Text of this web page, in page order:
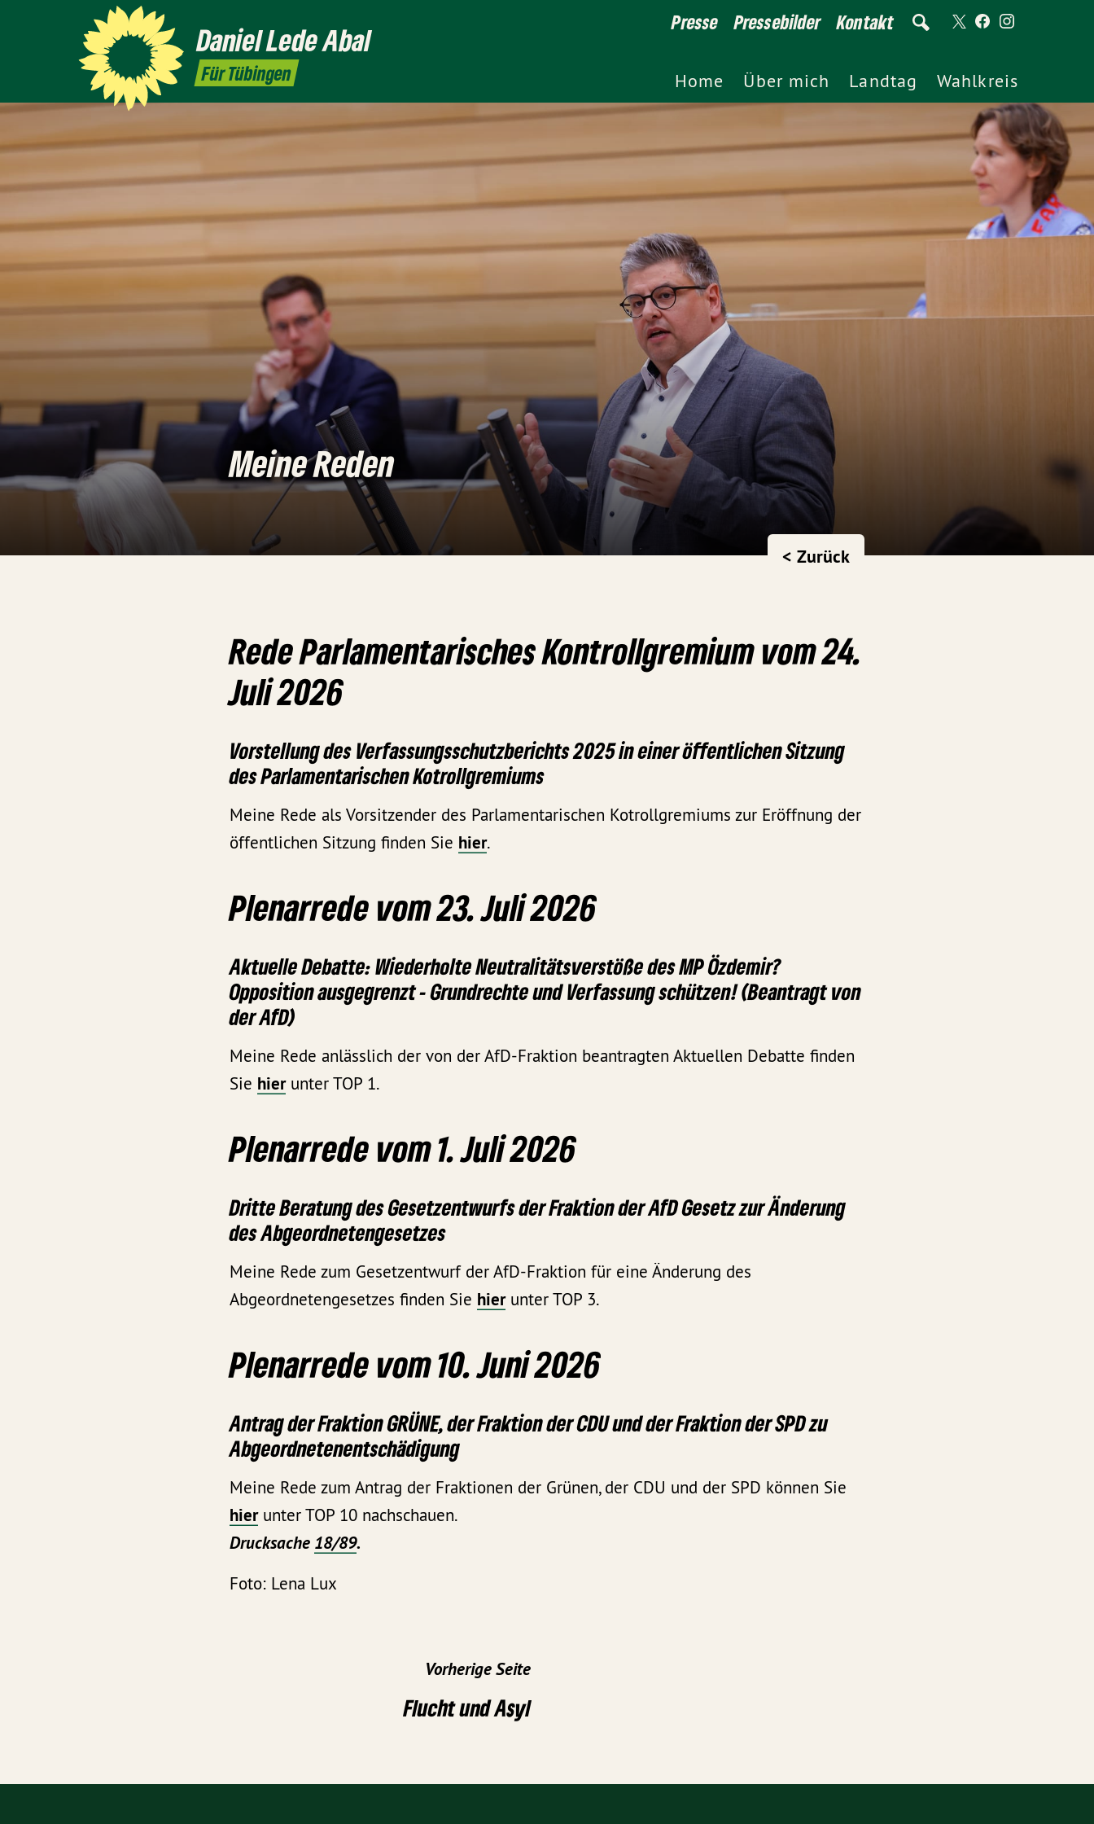
DanielLede Abal
Für Tübingen
Presse Pressebilder Kontakt
Home Über mich Landtag Wahlkreis
Meine Reden
< Zurück
Rede Parlamentarisches Kontrollgremium vom 24.
Juli 2026
Vorstellung des Verfassungsschutzberichts 2025 in einer öffentlichen Sitzung
des Parlamentarischen Kotrollgremiums
Meine Rede als Vorsitzender des Parlamentarischen Kotrollgremiums zur Eröffnung der
öffentlichen Sitzung finden Sie hier.
Plenarrede vom 23. Juli 2026
Aktuelle Debatte: Wiederholte Neutralitätsverstöße des MP Özdemir?
Opposition ausgegrenzt - Grundrechte und Verfassung schützen! (Beantragt von
der AfD)
Meine Rede anlässlich der von der AfD-Fraktion beantragten Aktuellen Debatte finden
Sie hierunter TOP 1.
Plenarrede vom 1. Juli 2026
Dritte Beratung des Gesetzentwurfs der Fraktion der AfD Gesetz zur Änderung
des Abgeordnetengesetzes
Meine Rede zum Gesetzentwurf der AfD-Fraktion für eine Änderung des
Abgeordnetengesetzes finden Sie hierunter TOP 3.
Plenarrede vom 10. Juni 2026
Antrag der Fraktion GRÜNE, der Fraktion der CDU und der Fraktion der SPD zu
Abgeordnetenentschädigung
Meine Rede zum Antrag der Fraktionen der Grünen, der CDU und der SPD können Sie
hierunter TOP 10 nachschauen.
Drucksache 18/89.
Foto: Lena Lux
Vorherige Seite
Flucht und Asyl